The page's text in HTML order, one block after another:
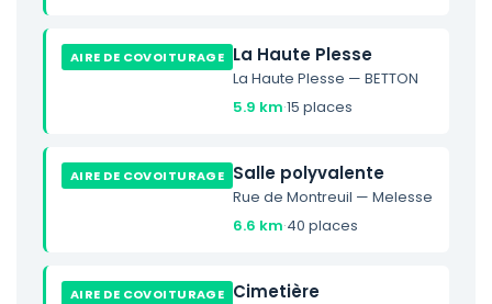
AIRE DE COVOITURAGE La Haute Plesse
La Haute Plesse — BETTON
5.9 km·15 places
AIRE DE COVOITURAGE Salle polyvalente
Rue de Montreuil — Melesse
6.6 km·40 places
AIRE DE COVOITURAGE Cimetière